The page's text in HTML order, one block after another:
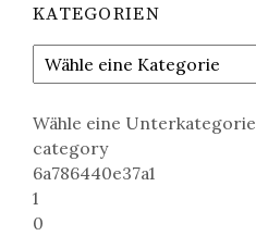
KATEGORIEN
Wähle eine Unterkategorie
category
6a786440e37a1
1
0